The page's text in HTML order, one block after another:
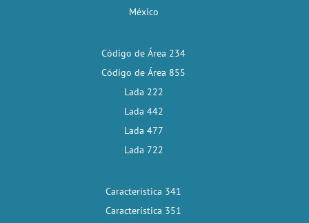
México
Código de Área 234
Código de Área 855
Lada 222
Lada 442
Lada 477
Lada 722
Característica 341
Característica 351